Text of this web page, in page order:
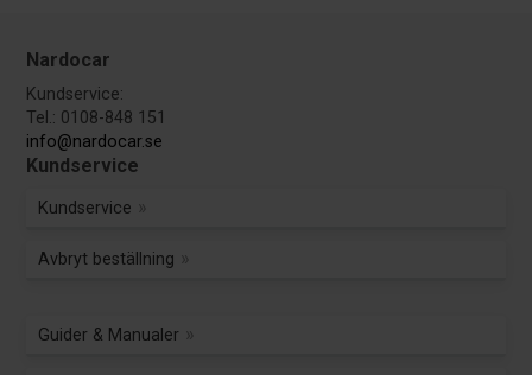
Nardocar
Kundservice:
Tel.: 0108-848 151
info@nardocar.se
Kundservice
Kundservice
Avbryt beställning
Guider & Manualer